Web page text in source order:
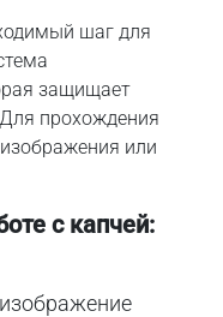
шаг для
защищает
прохождения
или
с капчей: